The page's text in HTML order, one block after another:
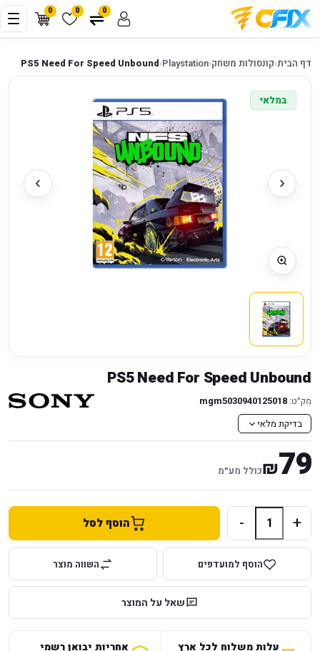
0 0 0
דף הבית‹קונסולות משחק‹
Playstation
‹
PS5 Need For Speed Unbound
במלאי
PS5 Need For Speed Unbound
מק״ט: mgm5030940125018
בדיקת מלאי
79
₪כולל מע״מ
+
- הוסף לסל
הוסף למועדפים השווה מוצר
שאל על המוצר
עלות משלוח לכל ארץ אחריות יבואן רשמי